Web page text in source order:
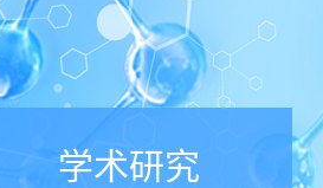
学术研究